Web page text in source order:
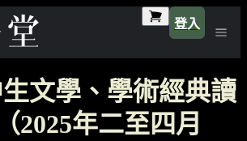
登入
文學、學術經典讀
2025年二至四月